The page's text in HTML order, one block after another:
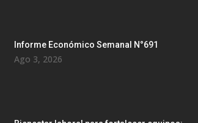
Informe Económico Semanal N°691
Ago 3, 2026